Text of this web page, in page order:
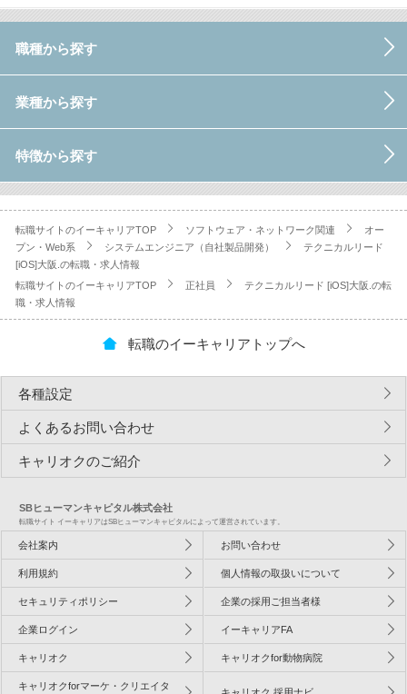
職種から探す
業種から探す
特徴から探す
転職サイトのイーキャリアTOP ソフトウェア・ネットワーク関連
オー
プン・Web系
システムエンジニア（自社製品開発）
テクニカルリード
[iOS]大阪.の転職・求人情報
転職サイトのイーキャリアTOP
正社員
テクニカルリード [iOS]大阪.の転
職・求人情報
転職のイーキャリアトップへ
各種設定
よくあるお問い合わせ
キャリオクのご紹介
SBヒューマンキャピタル株式会社
転職サイト イーキャリアはSBヒューマンキャピタルによって運営されています。
会社案内 お問い合わせ
利用規約 個人情報の取扱いについて
セキュリティポリシー 企業の採用ご担当者様
企業ログイン イーキャリアFA
キャリオク キャリオクfor動物病院
キャリオクforマーケ・クリエイタ